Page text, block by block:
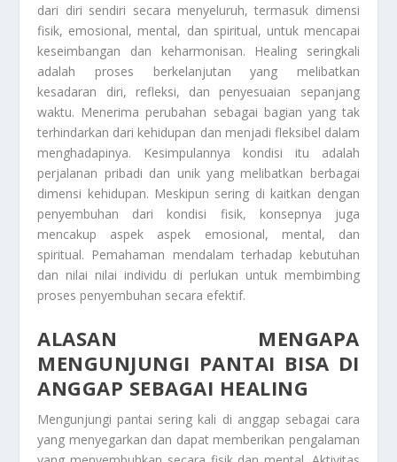
dari diri sendiri secara menyeluruh, termasuk dimensi
fisik, emosional, mental, dan spiritual, untuk mencapai
keseimbangan dan keharmonisan.
Healing seringkali
adalah proses berkelanjutan yang melibatkan
kesadaran diri, refleksi, dan penyesuaian sepanjang
waktu. Menerima perubahan sebagai bagian yang tak
terhindarkan dari kehidupan dan menjadi fleksibel dalam
menghadapinya. Kesimpulannya kondisi itu adalah
perjalanan pribadi dan unik yang melibatkan berbagai
dimensi kehidupan. Meskipun sering di kaitkan dengan
penyembuhan dari kondisi fisik, konsepnya juga
mencakup aspek aspek emosional, mental, dan
spiritual. Pemahaman mendalam terhadap kebutuhan
dan nilai nilai individu di perlukan untuk membimbing
proses penyembuhan secara efektif.
ALASAN MENGAPA
MENGUNJUNGI PANTAI BISA DI
ANGGAP SEBAGAI HEALING
Mengunjungi pantai sering kali di anggap sebagai cara
yang menyegarkan dan dapat memberikan pengalaman